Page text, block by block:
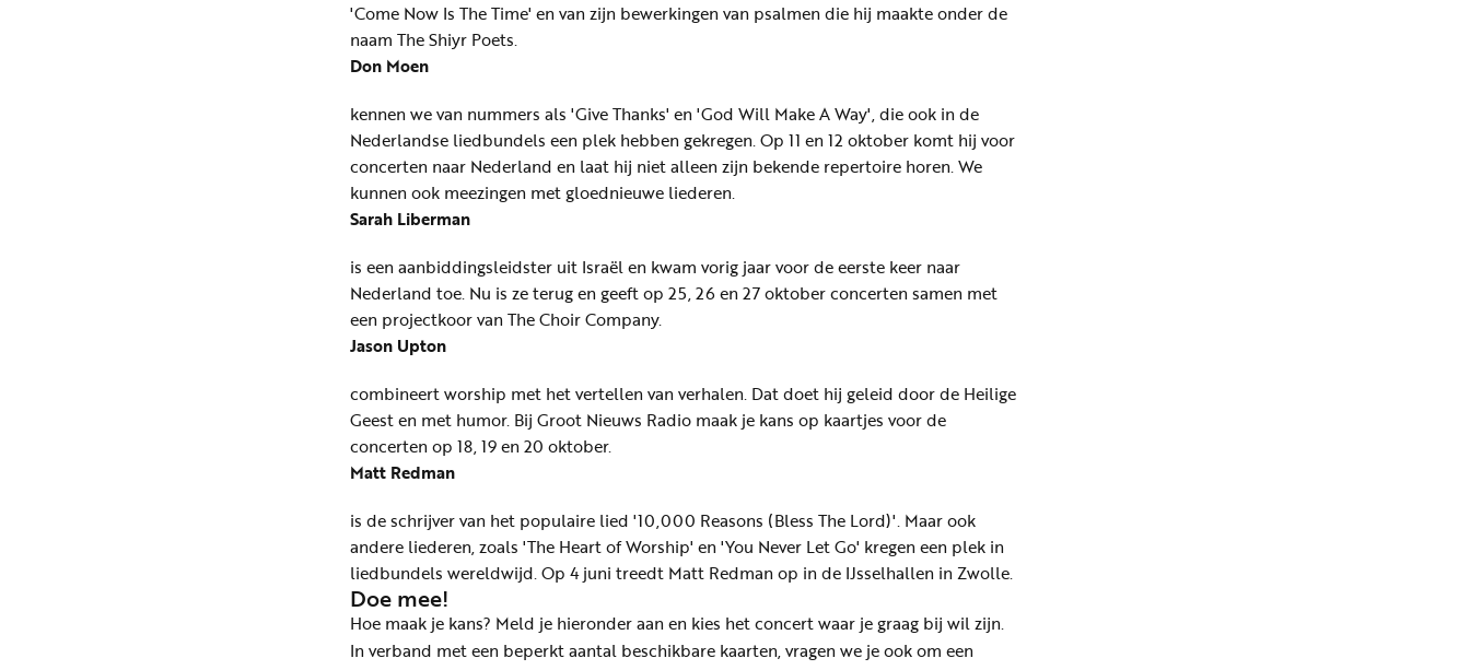
'Come Now Is The Time' en van zijn bewerkingen van psalmen die hij maakte onder de
naam The Shiyr Poets.
Don Moen
kennen we van nummers als 'Give Thanks' en 'God Will Make A Way', die ook in de
Nederlandse liedbundels een plek hebben gekregen. Op 11 en 12 oktober komt hij voor
concerten naar Nederland en laat hij niet alleen zijn bekende repertoire horen. We
kunnen ook meezingen met gloednieuwe liederen.
Sarah Liberman
is een aanbiddingsleidster uit Israël en kwam vorig jaar voor de eerste keer naar
Nederland toe. Nu is ze terug en geeft op 25, 26 en 27 oktober concerten samen met
een projectkoor van The Choir Company.
Jason Upton
combineert worship met het vertellen van verhalen. Dat doet hij geleid door de Heilige
Geest en met humor. Bij Groot Nieuws Radio maak je kans op kaartjes voor de
concerten op 18, 19 en 20 oktober.
Matt Redman
is de schrijver van het populaire lied '10,000 Reasons (Bless The Lord)'. Maar ook
andere liederen, zoals 'The Heart of Worship' en 'You Never Let Go' kregen een plek in
liedbundels wereldwijd. Op 4 juni treedt Matt Redman op in de IJsselhallen in Zwolle.
Doe mee!
Hoe maak je kans? Meld je hieronder aan en kies het concert waar je graag bij wil zijn.
In verband met een beperkt aantal beschikbare kaarten, vragen we je ook om een